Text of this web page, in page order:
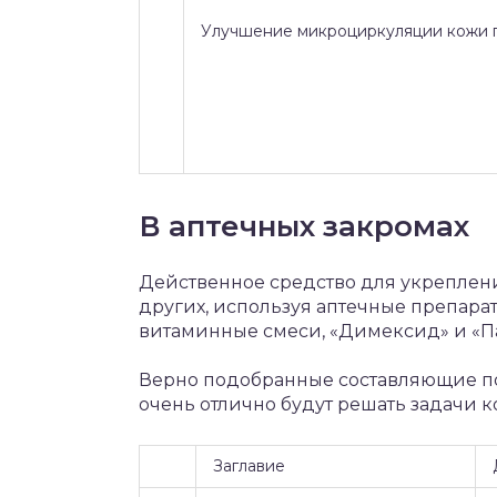
Улучшение микроциркуляции кожи
В аптечных закромах
Действенное средство для
других, используя аптечные
витаминные смеси, «Димексид» и
Верно подобранные составляющие
очень отлично будут решать задачи
Заглавие